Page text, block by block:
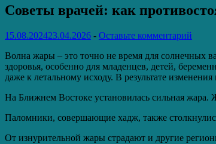
Советы врачей: как
15.08.202423.04.2026 - Оставьте комментарий
Волна жары – это точно не время для солнечных
здоровья, особенно для младенцев, детей,
даже к летальному исходу. В результате
Hа Ближнем Востоке установилась сильная
Паломники, совершающие хадж, также
От изнурительной жары страдают и другие